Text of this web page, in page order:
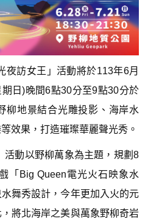
夜訪女王」活動將於113年6月
日)晚間6點30分至9點30分於
柳地景結合光雕投影、海岸水
效果，打造璀璨華麗聲光秀。
活動以野柳萬象為主題，規劃8
「Big Queen電光火石映象水
舞秀設計，今年更加入火的元
將北海岸之美與萬象野柳奇岩